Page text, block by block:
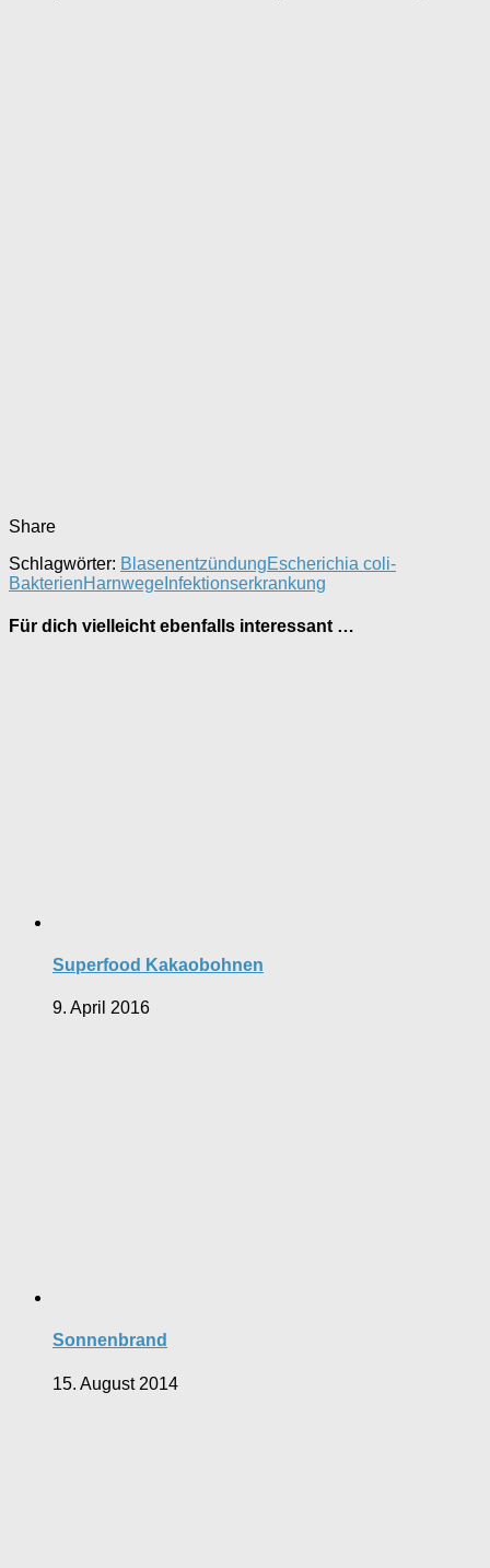
Share
Schlagwörter: BlasenentzündungEscherichia coli-
BakterienHarnwege Infektionserkrankung
Für dich vielleicht ebenfalls interessant …
Superfood Kakaobohnen
9. April 2016
Sonnenbrand
15. August 2014